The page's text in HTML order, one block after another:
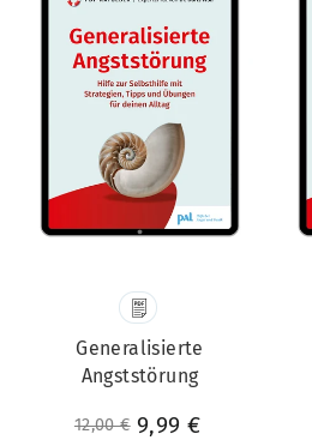
Generalisierte
Angststörung
Normaler Preis
12,00 €
Sonderpreis
9,99 €